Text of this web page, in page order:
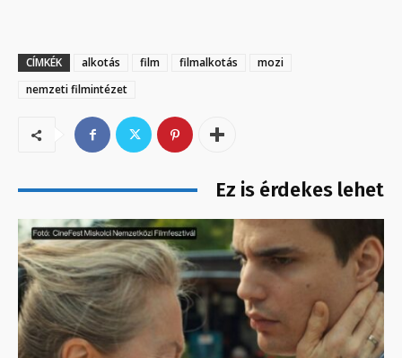
CÍMKÉK alkotás film filmalkotás
mozi
nemzeti filmintézet
Ez is érdekes lehet